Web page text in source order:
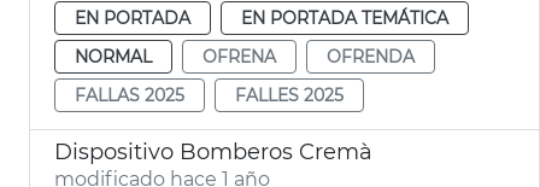
EN PORTADA
EN PORTADA TEMÁTICA
NORMAL
OFRENA
OFRENDA
FALLAS 2025
FALLES 2025
Dispositivo Bomberos Cremà
modificado hace 1 año